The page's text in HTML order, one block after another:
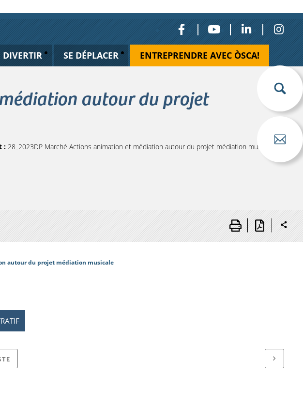
DIVERTIR SE DÉPLACER ENTREPRENDRE AVEC ÒSCA!
autour du projet
: 28_2023DP Marché Actions animation et médiation autour du projet médiation musicale
autour du projet médiation musicale